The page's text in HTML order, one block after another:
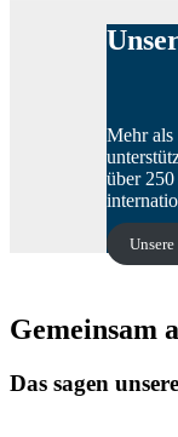
Mehr
über
Gemeinsam
Das sagen